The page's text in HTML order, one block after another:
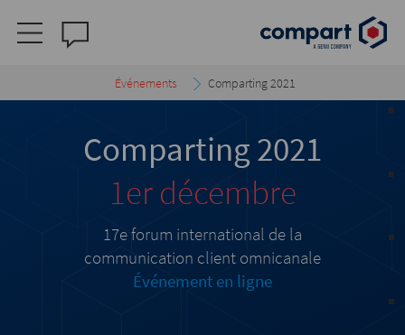
Événements Comparting 2021
Comparting 2021
1er décembre
17e forum international de la
communication client omnicanale
Événement en ligne